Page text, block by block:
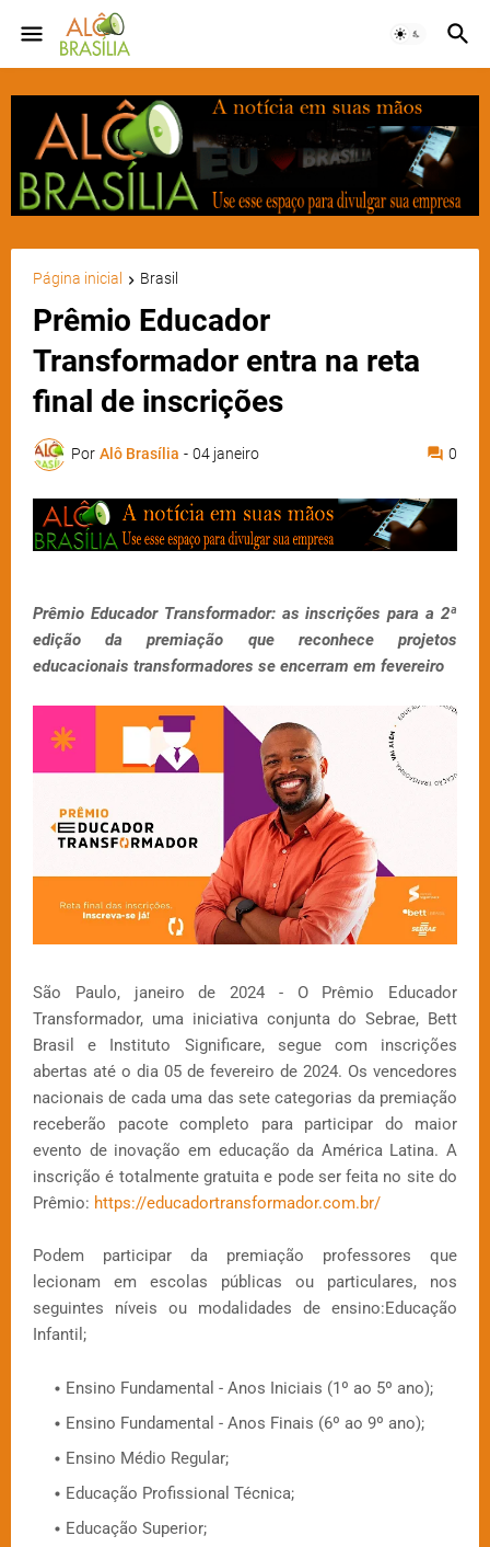
Página inicial Brasil
Prêmio Educador
Transformador entra na reta
final de inscrições
Por Alô Brasília - 04 janeiro 0
Prêmio Educador Transformador: as inscrições para a 2ª
edição da premiação que reconhece projetos
educacionais transformadores se encerram em fevereiro
São Paulo, janeiro de 2024 - O Prêmio Educador
Transformador, uma iniciativa conjunta do Sebrae, Bett
Brasil e Instituto Significare, segue com inscrições
abertas até o dia 05 de fevereiro de 2024. Os vencedores
nacionais de cada uma das sete categorias da premiação
receberão pacote completo para participar do maior
evento de inovação em educação da América Latina. A
inscrição é totalmente gratuita e pode ser feita no site do
Prêmio: https://educadortransformador.com.br/
Podem participar da premiação professores que
lecionam em escolas públicas ou particulares, nos
seguintes níveis ou modalidades de ensino:Educação
Infantil;
Ensino Fundamental - Anos Iniciais (1º ao 5º ano);
Ensino Fundamental - Anos Finais (6º ao 9º ano);
Ensino Médio Regular;
Educação Profissional Técnica;
Educação Superior;